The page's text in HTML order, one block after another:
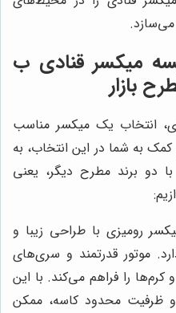
میکسر قنادی ب
بازار
انتخاب یک میکسر مناسب
کمک به شما در این انتخاب، به
با دو برند مطرح دیگر، یعنی
رومیزی با طراحی زیبا و
موتور قدرتمند و سری‌های
کرم‌ها را فراهم می‌کند. با این
ظرفیت محدود کاسه، ممکن